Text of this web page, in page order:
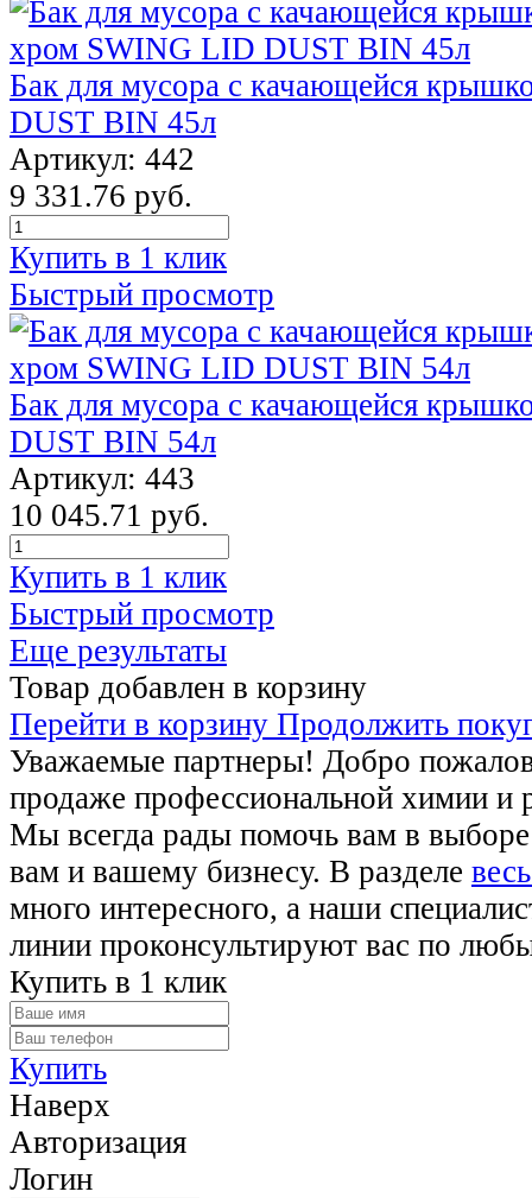
Бак для мусора с качающейся
DUST BIN 45л
Артикул: 442
9 331.76 руб.
Купить в 1 клик
Быстрый просмотр
Бак для мусора с качающейся
DUST BIN 54л
Артикул: 443
10 045.71 руб.
Купить в 1 клик
Быстрый просмотр
Еще результаты
Товар добавлен в корзину
Перейти в корзину Продолжить
Уважаемые партнеры! Добро
продаже профессиональной химии и
Мы всегда рады помочь вам в
вам и вашему бизнесу. В разделе
много интересного, а наши
линии проконсультируют вас по
Купить в 1 клик
Купить
Наверх
Авторизация
Логин